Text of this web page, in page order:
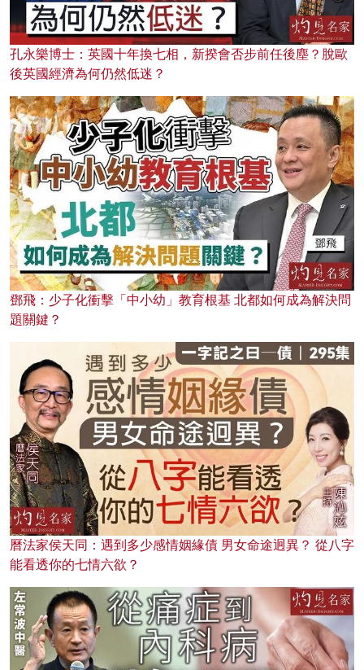
孔永樂博士：英國十年換七相，新揆會否步前任後塵？脫歐
後英國經濟為何仍然低迷？
鄧飛：少子化衝擊「中小幼」教育根基 北都如何成為解決問
題關鍵？
曆法家侯天同：遇到多少感情姻緣債 男女命途迥異？ 從八字
能看透你的七情六欲？